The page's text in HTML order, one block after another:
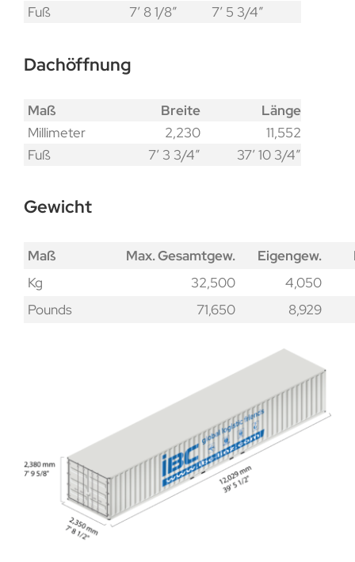
Fuß
7′ 8 1/8″ 7′ 5 3/4″
Dachöffnung
Maß Breite
Länge
Millimeter
2,230
11,552
Fuß
7′ 3 3/4″ 37′ 10 3/4″
Gewicht
Maß Max. Gesamtgew. Eigengew.
Kg
32,500
4,050
Pounds
71,650 8,929